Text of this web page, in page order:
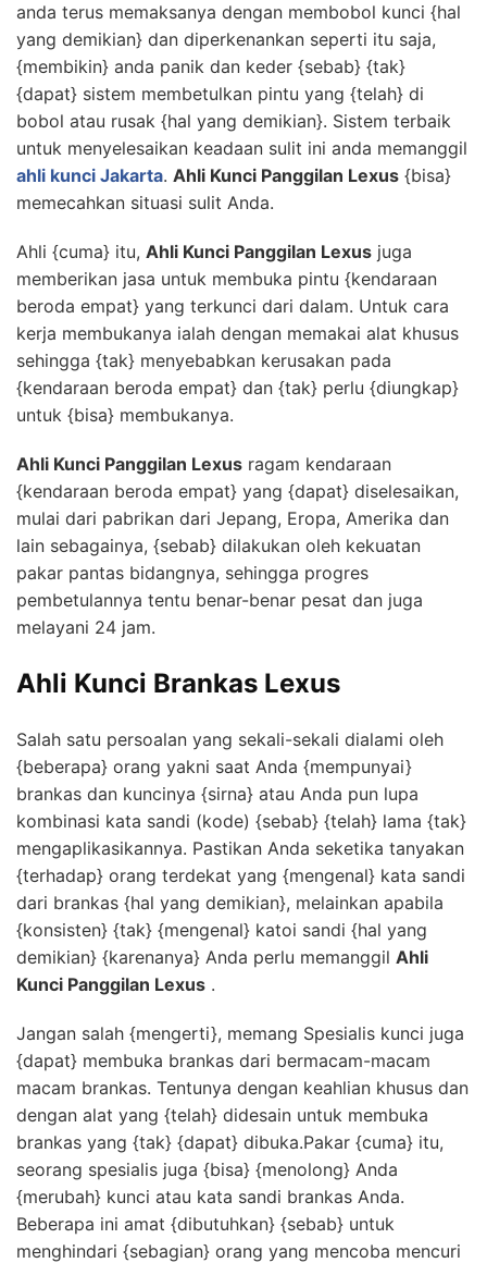
anda terus memaksanya dengan membobol kunci {hal
yang demikian} dan diperkenankan seperti itu saja,
{membikin} anda panik dan keder {sebab} {tak}
{dapat} sistem membetulkan pintu yang {telah} di
bobol atau rusak {hal yang demikian}. Sistem terbaik
untuk menyelesaikan keadaan sulit ini anda memanggil
ahli kunci Jakarta. Ahli Kunci Panggilan Lexus {bisa}
memecahkan situasi sulit Anda.
Ahli {cuma} itu, Ahli Kunci Panggilan Lexus juga
memberikan jasa untuk membuka pintu {kendaraan
beroda empat} yang terkunci dari dalam. Untuk cara
kerja membukanya ialah dengan memakai alat khusus
sehingga {tak} menyebabkan kerusakan pada
{kendaraan beroda empat} dan {tak} perlu {diungkap}
untuk {bisa} membukanya.
Ahli Kunci Panggilan Lexus ragam kendaraan
{kendaraan beroda empat} yang {dapat} diselesaikan,
mulai dari pabrikan dari Jepang, Eropa, Amerika dan
lain sebagainya, {sebab} dilakukan oleh kekuatan
pakar pantas bidangnya, sehingga progres
pembetulannya tentu benar-benar pesat dan juga
melayani 24 jam.
Ahli Kunci Brankas Lexus
Salah satu persoalan yang sekali-sekali dialami oleh
{beberapa} orang yakni saat Anda {mempunyai}
brankas dan kuncinya {sirna} atau Anda pun lupa
kombinasi kata sandi (kode) {sebab} {telah} lama {tak}
mengaplikasikannya. Pastikan Anda seketika tanyakan
{terhadap} orang terdekat yang {mengenal} kata sandi
dari brankas {hal yang demikian}, melainkan apabila
{konsisten} {tak} {mengenal} katoi sandi {hal yang
demikian} {karenanya} Anda perlu memanggil Ahli
Kunci Panggilan Lexus .
Jangan salah {mengerti}, memang Spesialis kunci juga
{dapat} membuka brankas dari bermacam-macam
macam brankas. Tentunya dengan keahlian khusus dan
dengan alat yang {telah} didesain untuk membuka
brankas yang {tak} {dapat} dibuka.Pakar {cuma} itu,
seorang spesialis juga {bisa} {menolong} Anda
{merubah} kunci atau kata sandi brankas Anda.
Beberapa ini amat {dibutuhkan} {sebab} untuk
menghindari {sebagian} orang yang mencoba mencuri